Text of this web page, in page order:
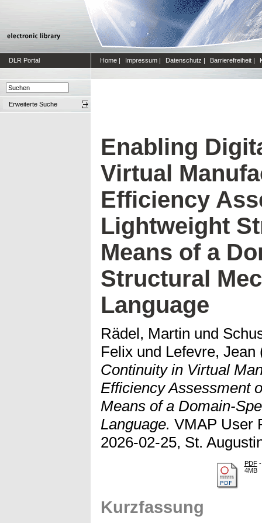
DLR Portal Home | Impressum | Datenschutz | Barrierefreiheit |
Erweiterte Suche
Enabling
Virtual
Efficiency
Lightweight
Means of a
Structural
Language
Rädel, Martin und
Felix und Lefevre, Jean
Continuity in Virtual
Efficiency Assessment
Means of a Domain-
Language. VMAP User
2026-02-25, St.
PDF-
4MB
Kurzfassung